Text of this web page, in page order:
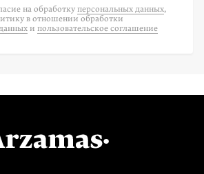
на обработку персональных данных,
в отношении обработки
и пользовательское соглашение